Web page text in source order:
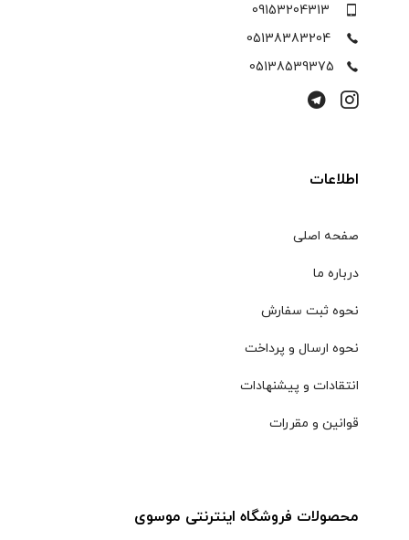
09153204313
05138383204
05138539375
اطلاعات
صفحه اصلی
درباره ما
نحوه ثبت سفارش
نحوه ارسال و پرداخت
انتقادات و پیشنهادات
قوانین و مقررات
محصولات فروشگاه اینترنتی موسوی